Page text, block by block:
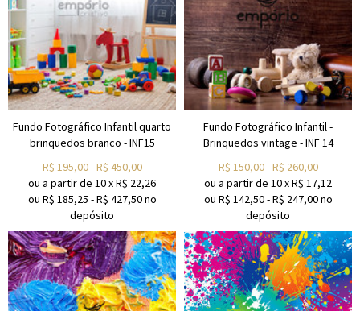
Fundo Fotográfico Infantil quarto
brinquedos branco - INF15
R$ 195,00-R$ 450,00
ou a partir de 10xR$ 22,26
ou R$ 185,25 -R$ 427,50no
depósito
Fundo Fotográfico Infantil -
Brinquedos vintage - INF 14
R$ 150,00-R$ 260,00
ou a partir de 10xR$ 17,12
ou R$ 142,50-R$ 247,00no
depósito